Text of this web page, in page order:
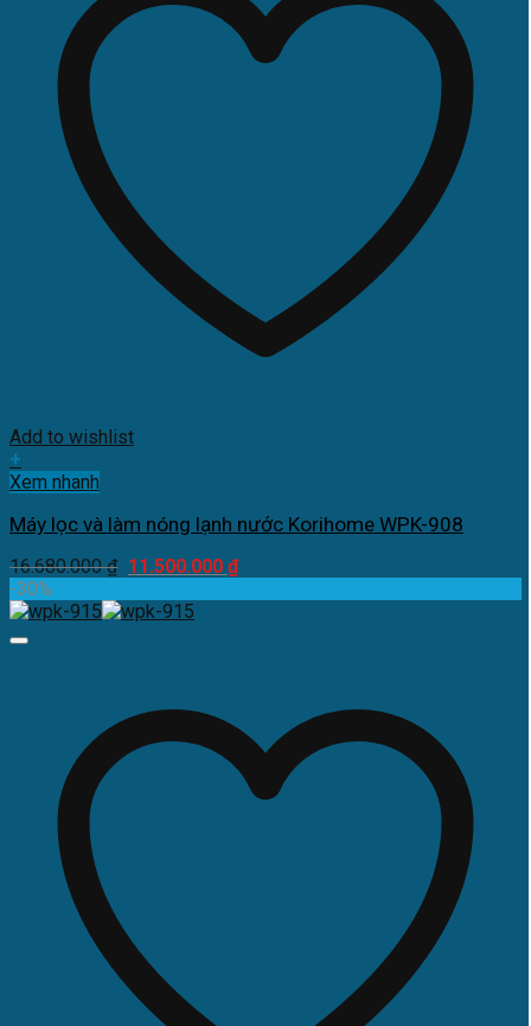
Add to wishlist
+
Xem nhanh
Máy lọc và làm nóng lạnh nước Korihome WPK-908
16.680.000₫ Giá
là:
11.500.000 ₫Giá
-30%